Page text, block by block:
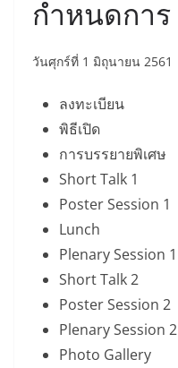
กำหนดการ
วันศุกร์ที่ 1 มิถุนายน 2561
ลงทะเบียน
พิธีเปิด
การบรรยายพิเศษ
Short Talk 1
Poster Session 1
Lunch
Plenary Session 1
Short Talk 2
Poster Session 2
Plenary Session 2
Photo Gallery